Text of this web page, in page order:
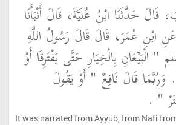
قَالَ حَدَّثَنَا ابْنُ عُلَيَّةَ، قَالَ أَنْبَأَنَا
ابْنِ عُمَرَ، قَالَ قَالَ رَسُولُ اللَّهِ
‏"‏ الْبَيِّعَانِ بِالْخِيَارِ حَتَّى يَفْتَرِقَا أَوْ
قَالَ نَافِعٌ ‏"‏ أَوْ يَقُولَ
‏"‏ ‏.‏
It was narrated from Ayyub, from Nafi